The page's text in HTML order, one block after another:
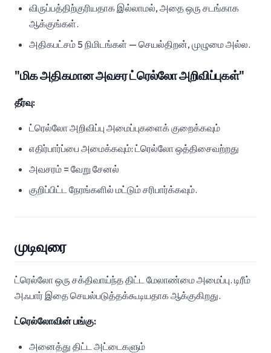
விருப்பத்திற்குரியதாக இல்லாமல், அதை ஒரு சடங்காக
ஆக்குங்கள்.
அதிகபட்சம் 5 நிமிடங்கள் — செயல்திறன், முழுமை அல்ல.
"மிக அதிகமான அவசர ட்ரெல்லோ அறிவிப்புகள்"
தீர்வு:
ட்ரெல்லோ அறிவிப்பு அமைப்புகளைக் குறைக்கவும்
எதிர்பார்ப்பை அமைக்கவும்: ட்ரெல்லோ ஒத்திசைவற்றது
அவசரம் = வேறு சேனல்
குறிப்பிட்ட நேரங்களில் மட்டும் சரிபார்க்கவும்.
முடிவுரை
ட்ரெல்லோ ஒரு சக்திவாய்ந்த திட்ட மேலாண்மை அமைப்பு. டிரீம்
அஃபார் இதை செயல்படுத்தக்கூடியதாக ஆக்குகிறது.
ட்ரெல்லோவின் பங்கு:
அனைத்து திட்ட அட்டைகளும்